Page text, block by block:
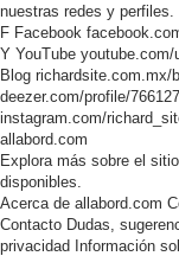
nuestras redes y perfiles.
F Facebook
Y YouTube youtube.com/
Blog richardsite.com.mx/
deezer.com/profile/
instagram.com/
allabord.com
Explora más sobre el
disponibles.
Acerca de allabord.com
Contacto Dudas,
privacidad Información